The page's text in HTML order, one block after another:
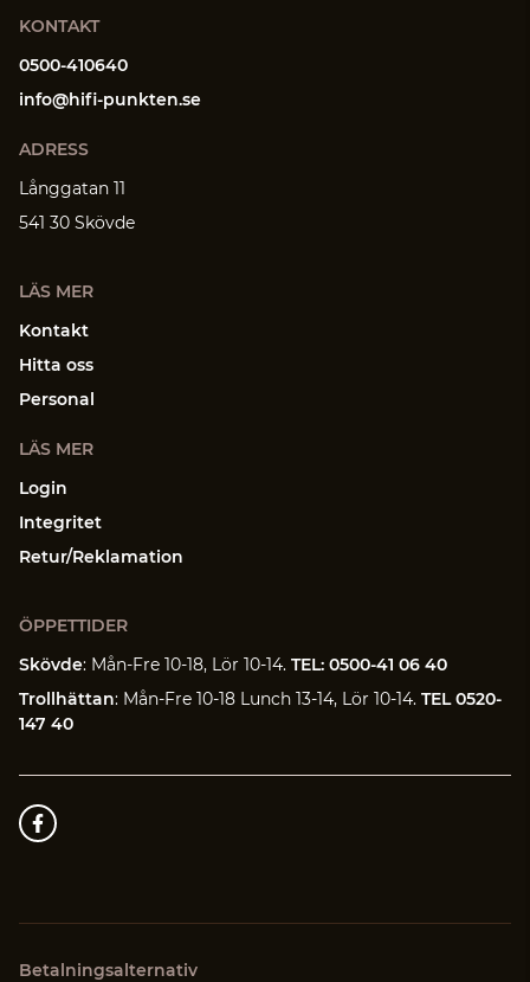
KONTAKT
0500-410640
info@hifi-punkten.se
ADRESS
Långgatan 11
541 30 Skövde
LÄS MER
Kontakt
Hitta oss
Personal
LÄS MER
Login
Integritet
Retur/Reklamation
ÖPPETTIDER
Skövde: Mån-Fre 10-18, Lör 10-14. TEL: 0500-41 06 40
Trollhättan: Mån-Fre 10-18 Lunch 13-14, Lör 10-14. TEL 0520-
147 40
Betalningsalternativ